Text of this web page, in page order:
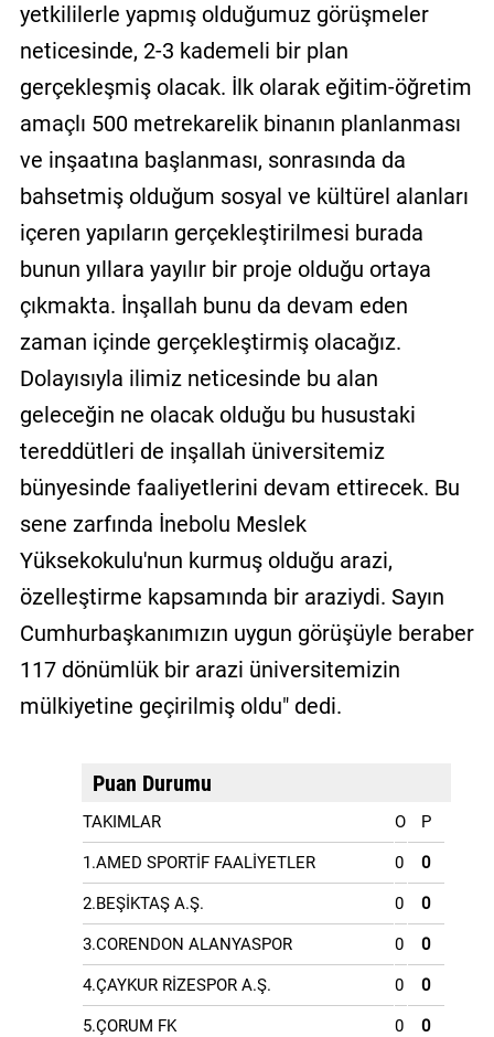
yetkililerle yapmış olduğumuz görüşmeler
neticesinde, 2-3 kademeli bir plan
gerçekleşmiş olacak. İlk olarak eğitim-öğretim
amaçlı 500 metrekarelik binanın planlanması
ve inşaatına başlanması, sonrasında da
bahsetmiş olduğum sosyal ve kültürel alanları
içeren yapıların gerçekleştirilmesi burada
bunun yıllara yayılır bir proje olduğu ortaya
çıkmakta. İnşallah bunu da devam eden
zaman içinde gerçekleştirmiş olacağız.
Dolayısıyla ilimiz neticesinde bu alan
geleceğin ne olacak olduğu bu husustaki
tereddütleri de inşallah üniversitemiz
bünyesinde faaliyetlerini devam ettirecek. Bu
sene zarfında İnebolu Meslek
Yüksekokulu'nun kurmuş olduğu arazi,
özelleştirme kapsamında bir araziydi. Sayın
Cumhurbaşkanımızın uygun görüşüyle beraber
117 dönümlük bir arazi üniversitemizin
mülkiyetine geçirilmiş oldu" dedi.
Puan Durumu
TAKIMLAR O P
1.AMED SPORTİF FAALİYETLER 0 0
2.BEŞİKTAŞ A.Ş. 0 0
3.CORENDON ALANYASPOR 0 0
4.ÇAYKUR RİZESPOR A.Ş. 0 0
5.ÇORUM FK 0 0